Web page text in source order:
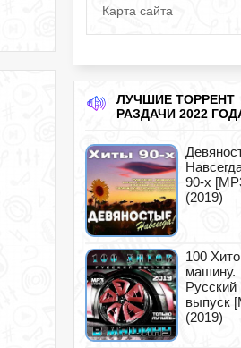
Карта сайта
ЛУЧШИЕ ТОРРЕНТ
РАЗДАЧИ 2022
90-х
(2019)
100
машину.
Русский
выпуск
(2019)